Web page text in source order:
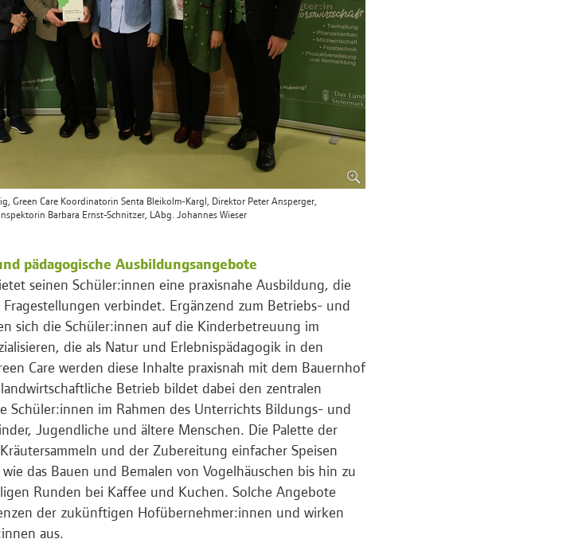
Green Care Koordinatorin Senta Bleikolm-Kargl, Direktor Peter Ansperger,
Barbara Ernst-Schnitzer, LAbg. Johannes Wieser
pädagogische Ausbildungsangebote
seinen Schüler:innen eine praxisnahe Ausbildung, die
verbindet. Ergänzend zum Betriebs- und
sich die Schüler:innen auf die Kinderbetreuung im
die als Natur und Erlebnispädagogik in den
Care werden diese Inhalte praxisnah mit dem Bauernhof
Betrieb bildet dabei den zentralen
Schüler:innen im Rahmen des Unterrichts Bildungs- und
Jugendliche und ältere Menschen. Die Palette der
und der Zubereitung einfacher Speisen
das Bauen und Bemalen von Vogelhäuschen bis hin zu
Runden bei Kaffee und Kuchen. Solche Angebote
der zukünftigen Hofübernehmer:innen und wirken
aus.